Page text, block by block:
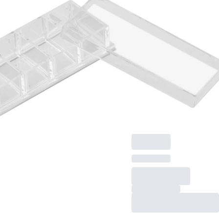
x-well
Zellkulturkammer, 4
Well, auf lumox®-
Objektträger,
ablösbarer Rahmen,
steril,
pyrogenfrei/